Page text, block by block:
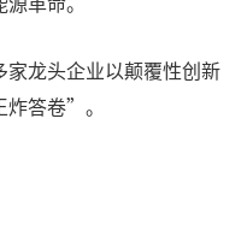
龙头企业以颠覆性创新
答卷”。